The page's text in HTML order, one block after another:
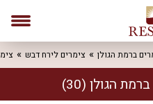
ברמת הגולן צימרים לירח דבש
הגולן (30)